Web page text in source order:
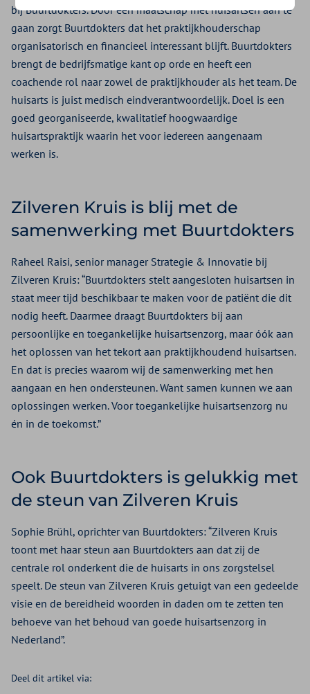
bij Buurtdokters. Door een maatschap met huisartsen aan te
gaan zorgt Buurtdokters dat het praktijkhouderschap
organisatorisch en financieel interessant blijft. Buurtdokters
brengt de bedrijfsmatige kant op orde en heeft een
coachende rol naar zowel de praktijkhouder als het team. De
huisarts is juist medisch eindverantwoordelijk. Doel is een
goed georganiseerde, kwalitatief hoogwaardige
huisartspraktijk waarin het voor iedereen aangenaam
werken is.
Zilveren Kruis is blij met de
samenwerking met Buurtdokters
Raheel Raisi, senior manager Strategie & Innovatie bij
Zilveren Kruis: “Buurtdokters stelt aangesloten huisartsen in
staat meer tijd beschikbaar te maken voor de patiënt die dit
nodig heeft. Daarmee draagt Buurtdokters bij aan
persoonlijke en toegankelijke huisartsenzorg, maar óók aan
het oplossen van het tekort aan praktijkhoudend huisartsen.
En dat is precies waarom wij de samenwerking met hen
aangaan en hen ondersteunen. Want samen kunnen we aan
oplossingen werken. Voor toegankelijke huisartsenzorg nu
én in de toekomst.”
Ook Buurtdokters is gelukkig met
de steun van Zilveren Kruis
Sophie Brühl, oprichter van Buurtdokters: “Zilveren Kruis
toont met haar steun aan Buurtdokters aan dat zij de
centrale rol onderkent die de huisarts in ons zorgstelsel
speelt. De steun van Zilveren Kruis getuigt van een gedeelde
visie en de bereidheid woorden in daden om te zetten ten
behoeve van het behoud van goede huisartsenzorg in
Nederland”.
Deel dit artikel via: